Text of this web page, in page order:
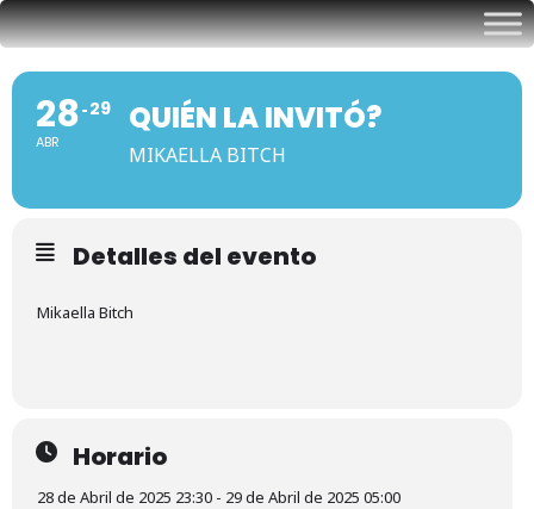
28
ABR
29 QUIÉN LA INVITÓ?
MIKAELLA BITCH
Detalles del evento
Mikaella Bitch
Horario
28 de Abril de 2025 23:30 - 29 de Abril de 2025 05:00